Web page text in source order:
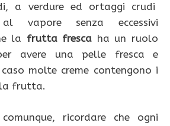
a verdure ed ortaggi crudi
vapore senza eccessivi
la frutta fresca ha un ruolo
avere una pelle fresca e
molte creme contengono i
frutta.
ricordare che ogni